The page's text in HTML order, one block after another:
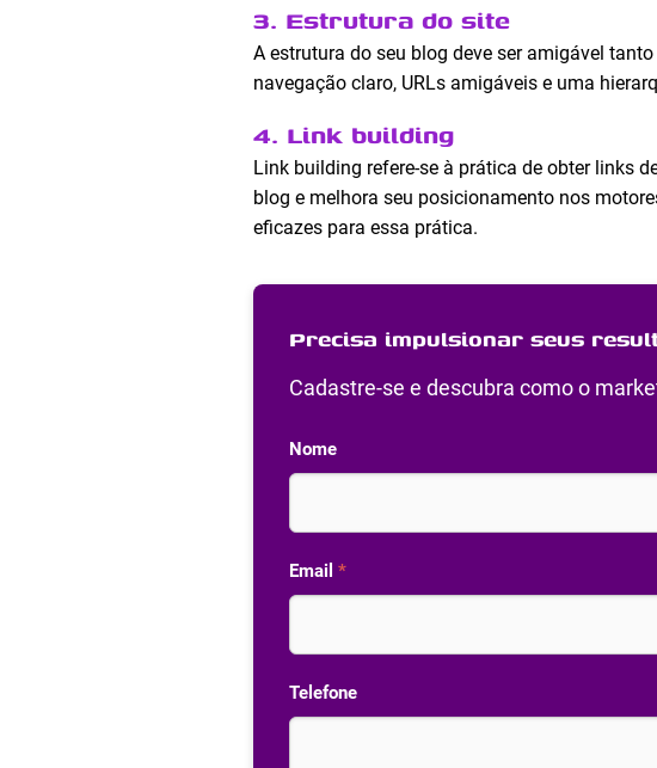
3. Estrutura do site
A estrutura do seu blog deve ser amigável
navegação claro, URLs amigáveis e uma
4. Link building
Link building refere-se à prática de obter links
blog e melhora seu posicionamento nos
eficazes para essa prática.
Precisa impulsionar seus
Cadastre-se e descubra como o
Nome
Email *
Telefone